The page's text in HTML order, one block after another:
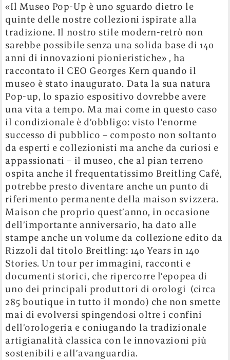
«Il Museo Pop-Up è uno sguardo dietro le
quinte delle nostre collezioni ispirate alla
tradizione. Il nostro stile modern-retrò non
sarebbe possibile senza una solida base di 140
anni di innovazioni pionieristiche» , ha
raccontato il CEO Georges Kern quando il
museo è stato inaugurato. Data la sua natura
Pop-up, lo spazio espositivo dovrebbe avere
una vita a tempo. Ma mai come in questo caso
il condizionale è d’obbligo: visto l’enorme
successo di pubblico – composto non soltanto
da esperti e collezionisti ma anche da curiosi e
appassionati – il museo, che al pian terreno
ospita anche il frequentatissimo Breitling Café,
potrebbe presto diventare anche un punto di
riferimento permanente della maison svizzera.
Maison che proprio quest’anno, in occasione
dell’importante anniversario, ha dato alle
stampe anche un volume da collezione edito da
Rizzoli dal titolo Breitling: 140 Years in 140
Stories. Un tour per immagini, racconti e
documenti storici, che ripercorre l’epopea di
uno dei principali produttori di orologi (circa
285 boutique in tutto il mondo) che non smette
mai di evolversi spingendosi oltre i confini
dell’orologeria e coniugando la tradizionale
artigianalità classica con le innovazioni più
sostenibili e all’avanguardia.